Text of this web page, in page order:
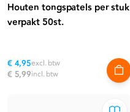
Houten tongspatels per stuk
verpakt 50st.
€ 4,95excl. btw
€ 5,99incl. btw